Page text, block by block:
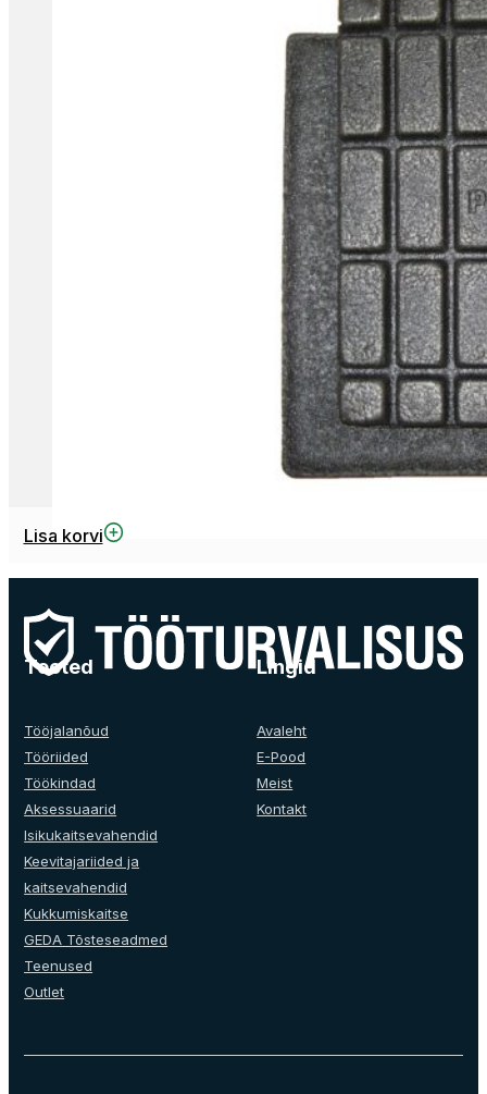
Lisa korvi
Tooted
Tööjalanõud
Tööriided
Töökindad
Aksessuaarid
Isikukaitsevahendid
Keevitajariided ja
kaitsevahendid
Kukkumiskaitse
GEDA Tõsteseadmed
Teenused
Outlet
Lingid
Avaleht
E-Pood
Meist
Kontakt